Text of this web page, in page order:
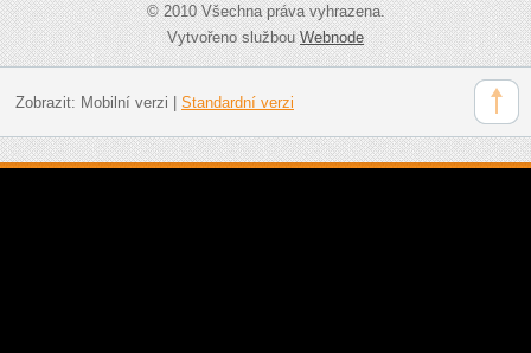
© 2010 Všechna práva vyhrazena.
Vytvořeno službouWebnode
Zobrazit: Mobilní verzi Standardní verzi